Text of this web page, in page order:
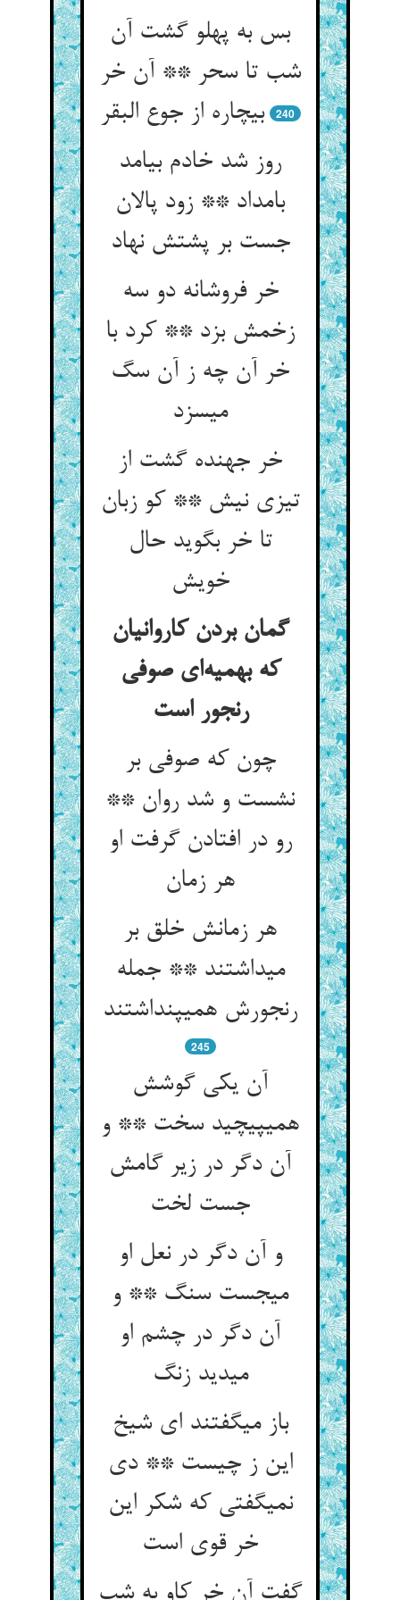
بس به پهلو گشت آن
شب تا سحر ** آن خر
بی‏چاره از جوع البقر
240
روز شد خادم بیامد
بامداد ** زود پالان
جست بر پشتش نهاد
خر فروشانه دو سه
زخمش بزد ** کرد با
خر آن چه ز آن سگ
می‏سزد
خر جهنده گشت از
تیزی نیش ** کو زبان
تا خر بگوید حال
خویش‏
گمان بردن کاروانیان
که بهمیه‌ای صوفی
رنجور است
چون که صوفی بر
نشست و شد روان **
رو در افتادن گرفت او
هر زمان‏
هر زمانش خلق بر
می‏داشتند ** جمله
رنجورش همی‏پنداشتند
245
آن یکی گوشش
همی‏پیچید سخت ** و
آن دگر در زیر گامش
جست لخت‏
و آن دگر در نعل او
می‏جست سنگ ** و
آن دگر در چشم او
می‏دید زنگ‏
باز می‏گفتند ای شیخ
این ز چیست ** دی
نمی‏گفتی که شکر این
خر قوی است‏
گفت آن خر کاو به شب